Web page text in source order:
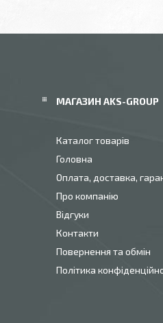
МАГАЗИН AKS-GROUP
Каталог товарів
Головна
Оплата, доставка,
Про компанію
Відгуки
Контакти
Повернення та обмін
Політика